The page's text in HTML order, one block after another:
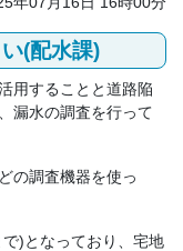
(配水課)
用することと道路陥
漏水の調査を行って
の調査機器を使っ
)となっており、宅地